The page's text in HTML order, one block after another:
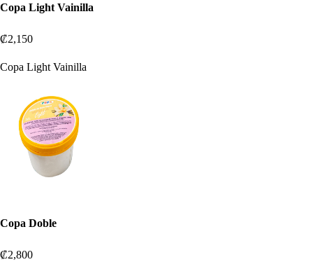
Copa Light Vainilla
₡2,150
Copa Light Vainilla
Copa Doble
₡2,800